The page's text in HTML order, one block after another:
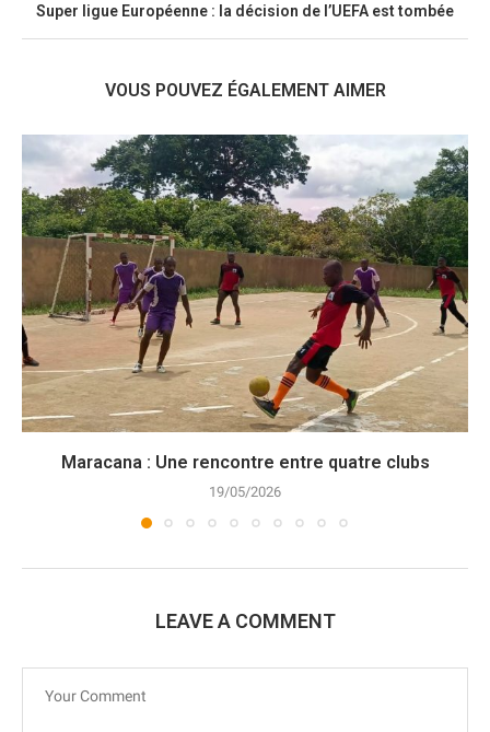
Super ligue Européenne : la décision de l’UEFA est tombée
VOUS POUVEZ ÉGALEMENT AIMER
Maracana : Une rencontre entre quatre clubs
19/05/2026
LEAVE A COMMENT